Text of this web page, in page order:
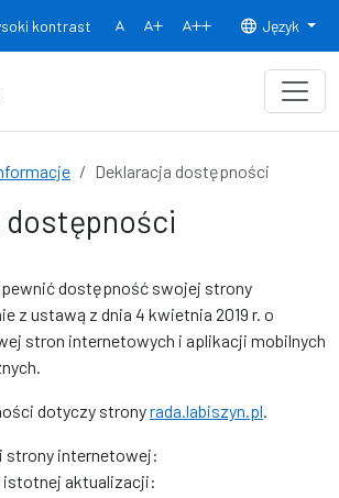
kontrast
Normalny rozmiar czcionki
Rozmiar czcionki 150% Rozmiar
Język
Deklaracja dostępności
dostępności
dostępność swojej strony
z ustawą z dnia 4 kwietnia 2019 r. o
stron internetowych i aplikacji mobilnych
dotyczy stronyrada.labiszyn.pl.
strony internetowej:
aktualizacji: